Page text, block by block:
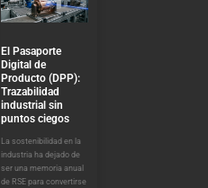
El Pasaporte
Digital de
Producto (DPP):
Trazabilidad
industrial sin
puntos ciegos
La sostenibilidad en la
industria ha dejado de
ser una memoria anual
de RSE para convertirse